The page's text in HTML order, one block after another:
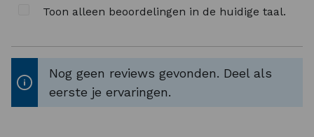
Waarschuwing:
bereik van jonge kinderen houden. Aanbevolen
dagdosering niet overschrijden. Een
Toon alleen beoordelingen in de huidige taal.
Nog geen reviews gevonden. Deel als
eerste je ervaringen.